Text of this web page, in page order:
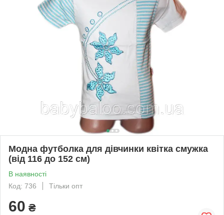
Модна футболка для дівчинки квітка смужка
(від 116 до 152 см)
В наявності
Код: 736
Тільки опт
60 ₴